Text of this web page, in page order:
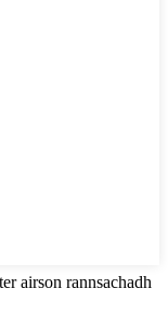
airson rannsachadh